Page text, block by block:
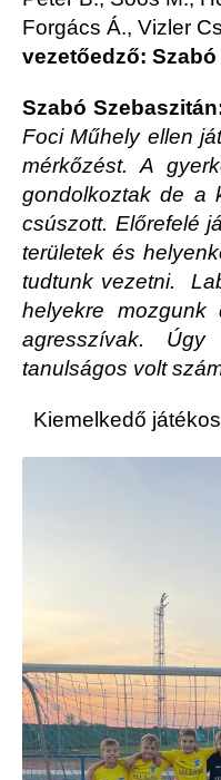
Forgács Á., Vizler
vezetőedző:
Szabó
Foci Műhely ellen
mérkőzést. A
gondolkoztak de a
csúszott. Előrefelé
területek és
tudtunk vezetni.
helyekre
agresszívak.
tanulságos volt
Kiemelkedő